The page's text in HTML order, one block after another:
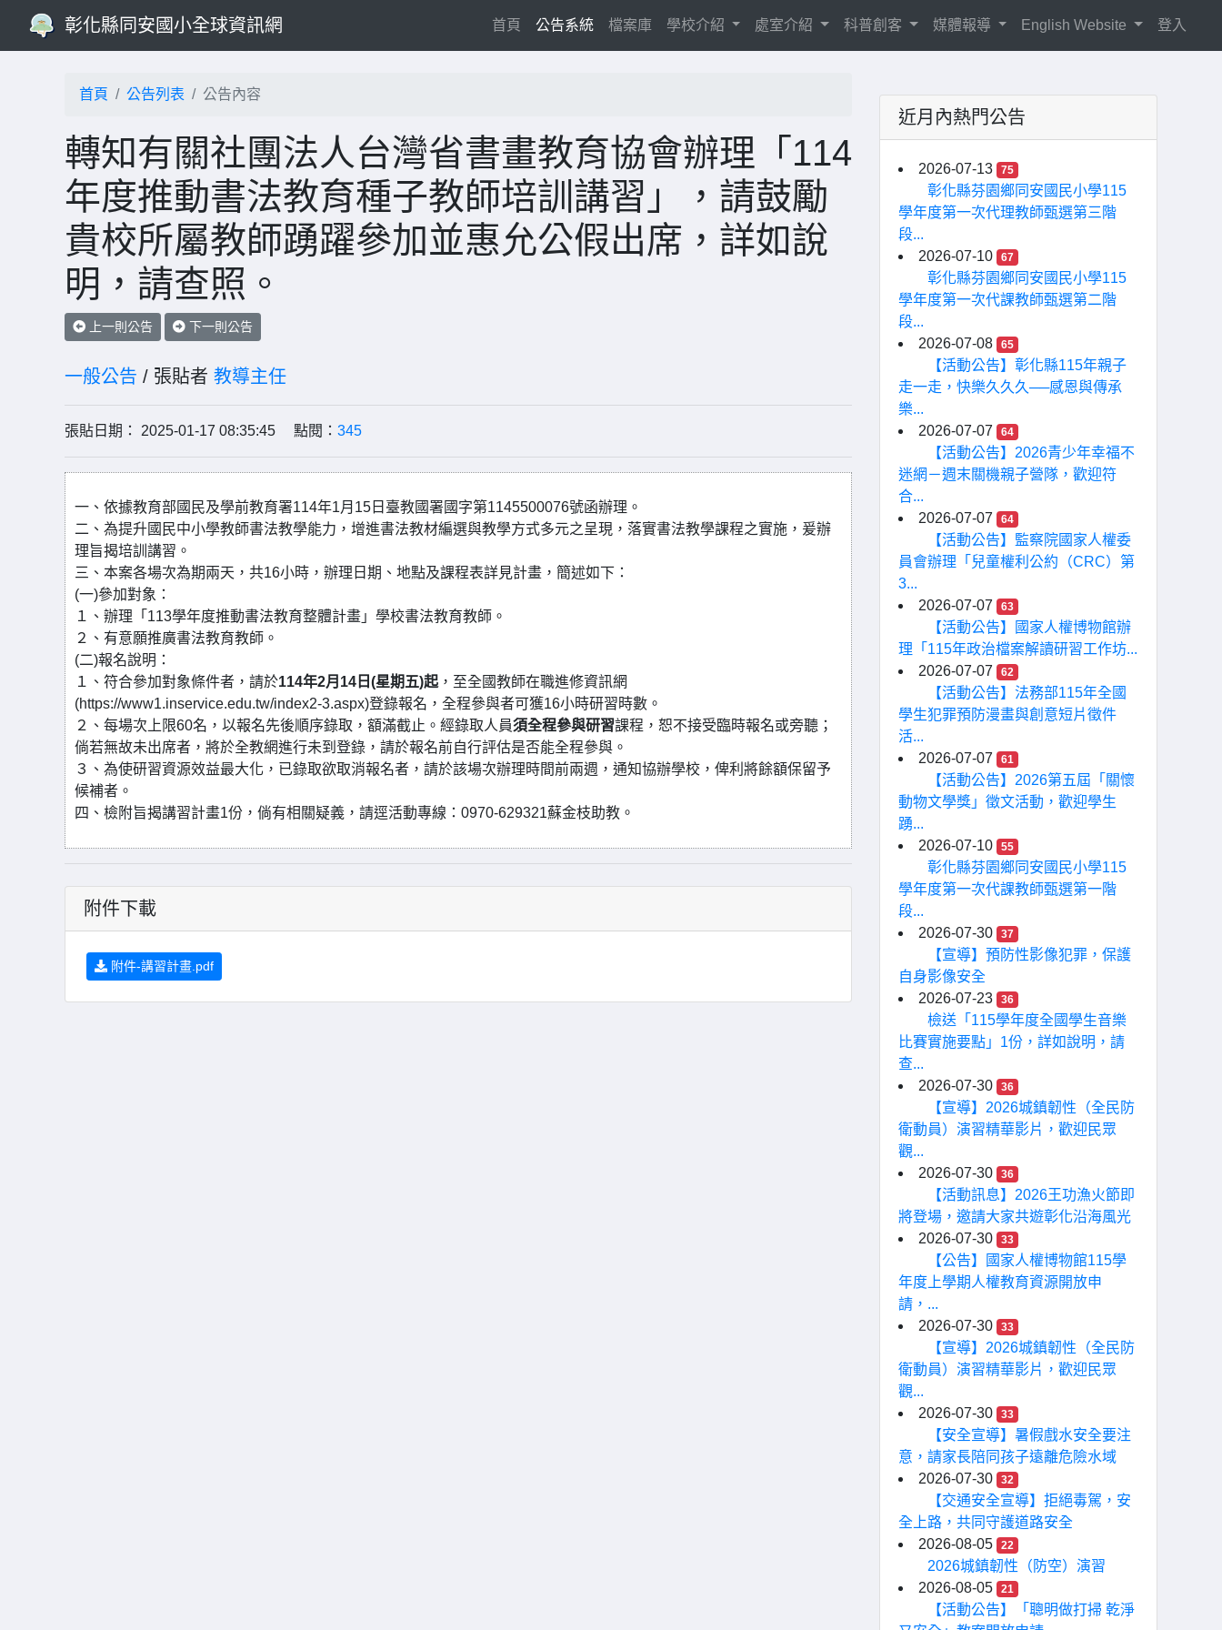
彰化縣同安國小全球資訊網 首頁(current)
公告系統 檔案庫 學校介紹 處室介紹 科普創客 媒體報導 English Website 登入
首頁 公告列表 公告內容
轉知有關社團法人台灣省書畫教育協會辦理「114
年度推動書法教育種子教師培訓講習」，請鼓勵
貴校所屬教師踴躍參加並惠允公假出席，詳如說
明，請查照。
上一則公告 下一則公告
一般公告 / 張貼者 教導主任
張貼日期： 2025-01-17 08:35:45 點閱： 345
一、依據教育部國民及學前教育署114年1月15日臺教國署國字第1145500076號函辦理。
二、為提升國民中小學教師書法教學能力，增進書法教材編選與教學方式多元之呈現，落實書法教學課程之實施，爰辦
理旨揭培訓講習。
三、本案各場次為期兩天，共16小時，辦理日期、地點及課程表詳見計畫，簡述如下：
(一)參加對象：
１、辦理「113學年度推動書法教育整體計畫」學校書法教育教師。
２、有意願推廣書法教育教師。
(二)報名說明：
１、符合參加對象條件者，請於114年2月14日(星期五)起 ，至全國教師在職進修資訊網
(https://www1.inservice.edu.tw/index2-3.aspx)登錄報名，全程參與者可獲16小時研習時數。
２、每場次上限60名，以報名先後順序錄取，額滿截止。經錄取人員須全程參與研習課程，恕不接受臨時報名或旁聽；
倘若無故未出席者，將於全教網進行未到登錄，請於報名前自行評估是否能全程參與。
３、為使研習資源效益最大化，已錄取欲取消報名者，請於該場次辦理時間前兩週，通知協辦學校，俾利將餘額保留予
候補者。
四、檢附旨揭講習計畫1份，倘有相關疑義，請逕活動專線：0970-629321蘇金枝助教。
附件下載
附件-講習計畫.pdf
近月內熱門公告
2026-07-13 75
彰化縣芬園鄉同安國民小學115
學年度第一次代理教師甄選第三階
段...
2026-07-10
67
彰化縣芬園鄉同安國民小學115
學年度第一次代課教師甄選第二階
段...
2026-07-08
65
【活動公告】彰化縣115年親子
走一走，快樂久久久──感恩與傳承
樂...
2026-07-07
64
【活動公告】2026青少年幸福不
迷網－週末關機親子營隊，歡迎符
合...
2026-07-07
64
【活動公告】監察院國家人權委
員會辦理「兒童權利公約（CRC）第
3...
2026-07-07
63
【活動公告】國家人權博物館辦
理「115年政治檔案解讀研習工作坊...
2026-07-07
62
【活動公告】法務部115年全國
學生犯罪預防漫畫與創意短片徵件
活...
2026-07-07
61
【活動公告】2026第五屆「關懷
動物文學獎」徵文活動，歡迎學生
踴...
2026-07-10
55
彰化縣芬園鄉同安國民小學115
學年度第一次代課教師甄選第一階
段...
2026-07-30
37
【宣導】預防性影像犯罪，保護
自身影像安全
2026-07-23
36
檢送「115學年度全國學生音樂
比賽實施要點」1份，詳如說明，請
查...
2026-07-30
36
【宣導】2026城鎮韌性（全民防
衛動員）演習精華影片，歡迎民眾
觀...
2026-07-30
36
【活動訊息】2026王功漁火節即
將登場，邀請大家共遊彰化沿海風光
2026-07-30
33
【公告】國家人權博物館115學
年度上學期人權教育資源開放申
請，...
2026-07-30
33
【宣導】2026城鎮韌性（全民防
衛動員）演習精華影片，歡迎民眾
觀...
2026-07-30
33
【安全宣導】暑假戲水安全要注
意，請家長陪同孩子遠離危險水域
2026-07-30
32
【交通安全宣導】拒絕毒駕，安
全上路，共同守護道路安全
2026-08-05
22
2026城鎮韌性（防空）演習
2026-08-05
21
【活動公告】「聰明做打掃 乾淨